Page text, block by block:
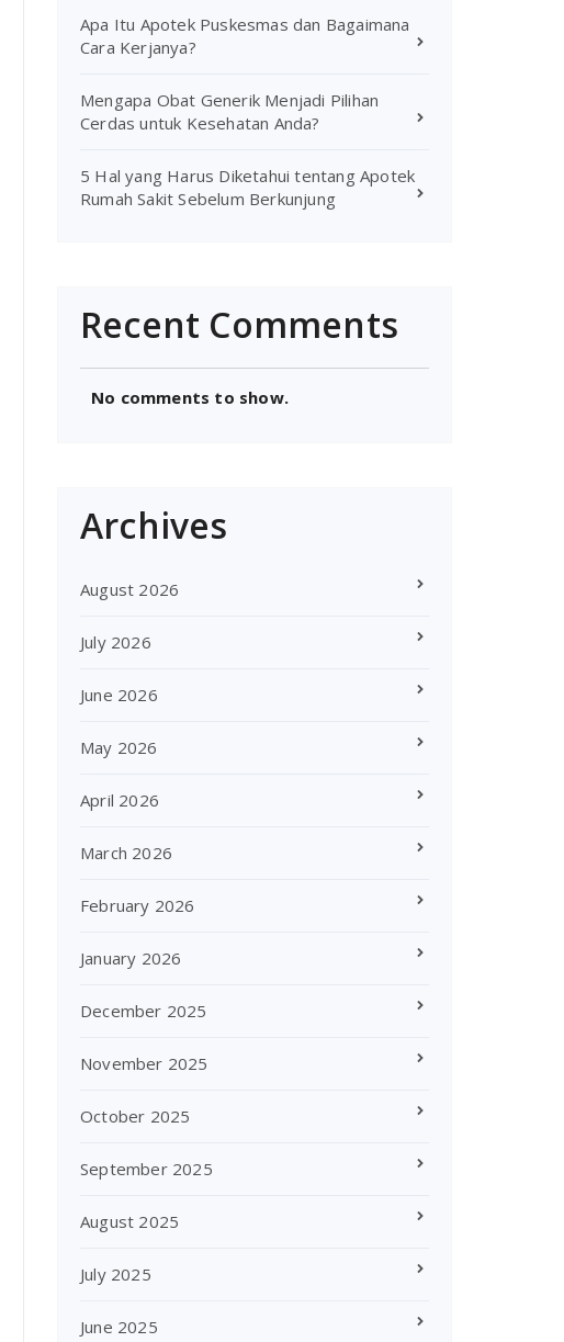
Apa Itu Apotek Puskesmas dan Bagaimana
Cara Kerjanya?
Mengapa Obat Generik Menjadi Pilihan
Cerdas untuk Kesehatan Anda?
5 Hal yang Harus Diketahui tentang Apotek
Rumah Sakit Sebelum Berkunjung
Recent Comments
No comments to show.
Archives
August 2026
July 2026
June 2026
May 2026
April 2026
March 2026
February 2026
January 2026
December 2025
November 2025
October 2025
September 2025
August 2025
July 2025
June 2025